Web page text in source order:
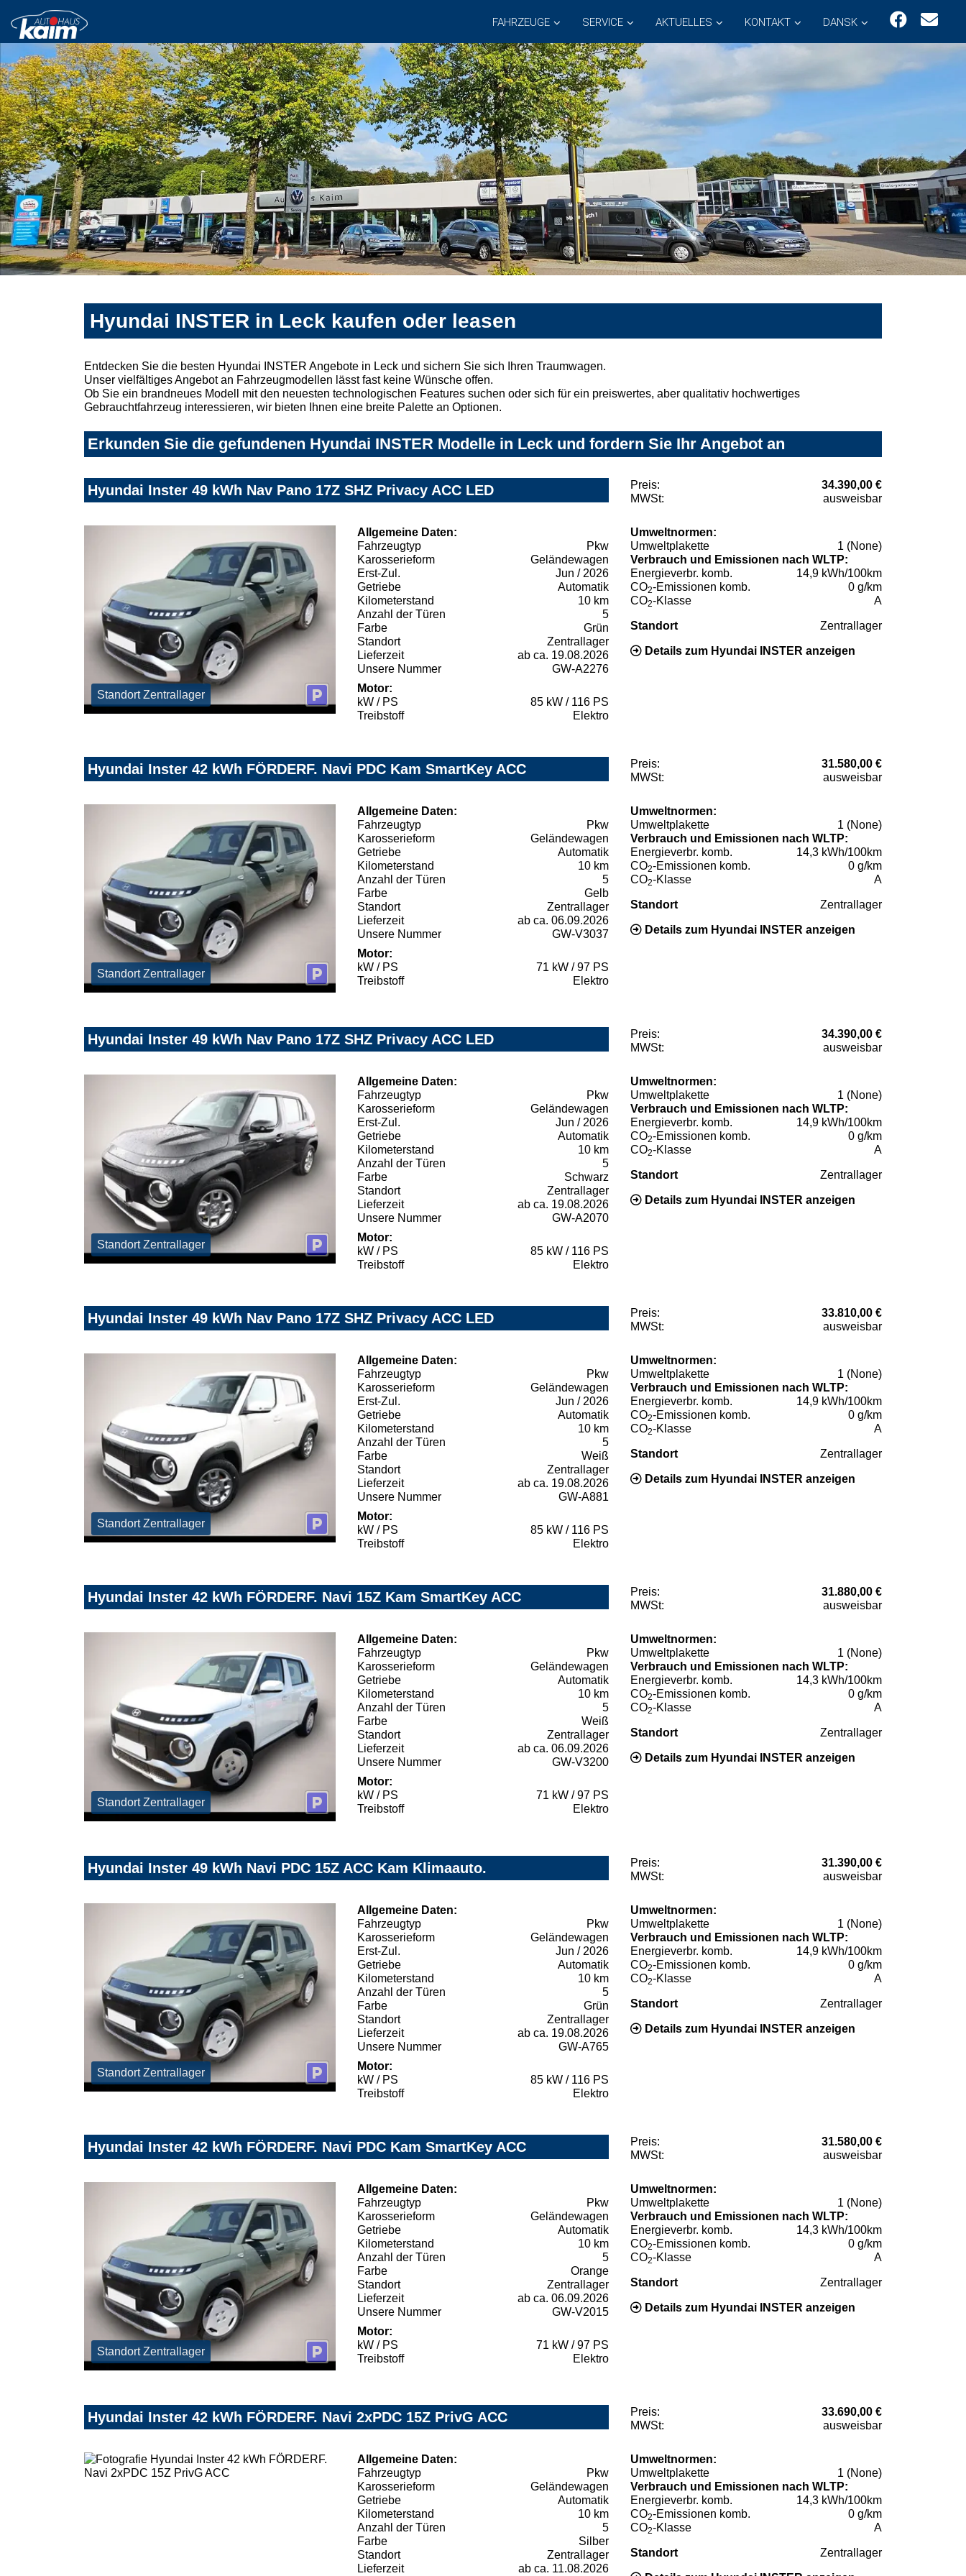
FAHRZEUGE SERVICE AKTUELLES KONTAKT DANSK
Hyundai INSTER in Leck kaufen oder leasen
Entdecken Sie die besten Hyundai INSTER Angebote in Leck und sichern Sie sich Ihren Traumwagen.
Unser vielfältiges Angebot an Fahrzeugmodellen lässt fast keine Wünsche offen.
Ob Sie ein brandneues Modell mit den neuesten technologischen Features suchen oder sich für ein preiswertes, aber qualitativ hochwertiges
Gebrauchtfahrzeug interessieren, wir bieten Ihnen eine breite Palette an Optionen.
Erkunden Sie die gefundenen Hyundai INSTER Modelle in Leck und fordern Sie Ihr Angebot an
Hyundai Inster 49 kWh Nav Pano 17Z SHZ Privacy ACC LED Preis:
34.390,00 €
MWSt:
ausweisbar
Standort Zentrallager
Allgemeine Daten:
Fahrzeugtyp
Pkw
Karosserieform
Geländewagen
Erst-Zul.
Jun / 2026
Getriebe
Automatik
Kilometerstand
10 km
Anzahl der Türen
5
Farbe
Grün
Standort
Zentrallager
Lieferzeit
ab ca. 19.08.2026
Unsere Nummer
GW-A2276
Motor:
kW / PS
85 kW / 116 PS
Treibstoff
Elektro
Umweltnormen:
Umweltplakette
1 (None)
Verbrauch und Emissionen nach WLTP:
Energieverbr. komb.
14,9 kWh/100km
CO2-Emissionen komb.
0 g/km
CO2-Klasse A
Standort Zentrallager
Details zum Hyundai INSTER anzeigen
Hyundai Inster 42 kWh FÖRDERF. Navi PDC Kam SmartKey ACC Preis:
31.580,00 €
MWSt:
ausweisbar
Standort Zentrallager
Allgemeine Daten:
Fahrzeugtyp
Pkw
Karosserieform
Geländewagen
Getriebe
Automatik
Kilometerstand
10 km
Anzahl der Türen
5
Farbe
Gelb
Standort
Zentrallager
Lieferzeit
ab ca. 06.09.2026
Unsere Nummer
GW-V3037
Motor:
kW / PS
71 kW / 97 PS
Treibstoff
Elektro
Umweltnormen:
Umweltplakette
1 (None)
Verbrauch und Emissionen nach WLTP:
Energieverbr. komb.
14,3 kWh/100km
CO2-Emissionen komb.
0 g/km
CO2-Klasse A
Standort Zentrallager
Details zum Hyundai INSTER anzeigen
Hyundai Inster 49 kWh Nav Pano 17Z SHZ Privacy ACC LED Preis:
34.390,00 €
MWSt:
ausweisbar
Standort Zentrallager
Allgemeine Daten:
Fahrzeugtyp
Pkw
Karosserieform
Geländewagen
Erst-Zul.
Jun / 2026
Getriebe
Automatik
Kilometerstand
10 km
Anzahl der Türen
5
Farbe
Schwarz
Standort
Zentrallager
Lieferzeit
ab ca. 19.08.2026
Unsere Nummer
GW-A2070
Motor:
kW / PS
85 kW / 116 PS
Treibstoff
Elektro
Umweltnormen:
Umweltplakette
1 (None)
Verbrauch und Emissionen nach WLTP:
Energieverbr. komb.
14,9 kWh/100km
CO2-Emissionen komb.
0 g/km
CO2-Klasse A
Standort Zentrallager
Details zum Hyundai INSTER anzeigen
Hyundai Inster 49 kWh Nav Pano 17Z SHZ Privacy ACC LED Preis:
33.810,00 €
MWSt:
ausweisbar
Standort Zentrallager
Allgemeine Daten:
Fahrzeugtyp
Pkw
Karosserieform
Geländewagen
Erst-Zul.
Jun / 2026
Getriebe
Automatik
Kilometerstand
10 km
Anzahl der Türen
5
Farbe
Weiß
Standort
Zentrallager
Lieferzeit
ab ca. 19.08.2026
Unsere Nummer
GW-A881
Motor:
kW / PS
85 kW / 116 PS
Treibstoff
Elektro
Umweltnormen:
Umweltplakette
1 (None)
Verbrauch und Emissionen nach WLTP:
Energieverbr. komb.
14,9 kWh/100km
CO2-Emissionen komb.
0 g/km
CO2-Klasse A
Standort Zentrallager
Details zum Hyundai INSTER anzeigen
Hyundai Inster 42 kWh FÖRDERF. Navi 15Z Kam SmartKey ACC Preis:
31.880,00 €
MWSt:
ausweisbar
Standort Zentrallager
Allgemeine Daten:
Fahrzeugtyp
Pkw
Karosserieform
Geländewagen
Getriebe
Automatik
Kilometerstand
10 km
Anzahl der Türen
5
Farbe
Weiß
Standort
Zentrallager
Lieferzeit
ab ca. 06.09.2026
Unsere Nummer
GW-V3200
Motor:
kW / PS
71 kW / 97 PS
Treibstoff
Elektro
Umweltnormen:
Umweltplakette
1 (None)
Verbrauch und Emissionen nach WLTP:
Energieverbr. komb.
14,3 kWh/100km
CO2-Emissionen komb.
0 g/km
CO2-Klasse A
Standort Zentrallager
Details zum Hyundai INSTER anzeigen
Hyundai Inster 49 kWh Navi PDC 15Z ACC Kam Klimaauto. Preis:
31.390,00 €
MWSt:
ausweisbar
Standort Zentrallager
Allgemeine Daten:
Fahrzeugtyp
Pkw
Karosserieform
Geländewagen
Erst-Zul.
Jun / 2026
Getriebe
Automatik
Kilometerstand
10 km
Anzahl der Türen
5
Farbe
Grün
Standort
Zentrallager
Lieferzeit
ab ca. 19.08.2026
Unsere Nummer
GW-A765
Motor:
kW / PS
85 kW / 116 PS
Treibstoff
Elektro
Umweltnormen:
Umweltplakette
1 (None)
Verbrauch und Emissionen nach WLTP:
Energieverbr. komb.
14,9 kWh/100km
CO2-Emissionen komb.
0 g/km
CO2-Klasse A
Standort Zentrallager
Details zum Hyundai INSTER anzeigen
Hyundai Inster 42 kWh FÖRDERF. Navi PDC Kam SmartKey ACC Preis:
31.580,00 €
MWSt:
ausweisbar
Standort Zentrallager
Allgemeine Daten:
Fahrzeugtyp
Pkw
Karosserieform
Geländewagen
Getriebe
Automatik
Kilometerstand
10 km
Anzahl der Türen
5
Farbe
Orange
Standort
Zentrallager
Lieferzeit
ab ca. 06.09.2026
Unsere Nummer
GW-V2015
Motor:
kW / PS
71 kW / 97 PS
Treibstoff
Elektro
Umweltnormen:
Umweltplakette
1 (None)
Verbrauch und Emissionen nach WLTP:
Energieverbr. komb.
14,3 kWh/100km
CO2-Emissionen komb.
0 g/km
CO2-Klasse A
Standort Zentrallager
Details zum Hyundai INSTER anzeigen
Hyundai Inster 42 kWh FÖRDERF. Navi 2xPDC 15Z PrivG ACC Preis:
33.690,00 €
MWSt:
ausweisbar
Allgemeine Daten:
Fahrzeugtyp
Pkw
Karosserieform
Geländewagen
Getriebe
Automatik
Kilometerstand
10 km
Anzahl der Türen
5
Farbe
Silber
Standort
Zentrallager
Lieferzeit
ab ca. 11.08.2026
Umweltnormen:
Umweltplakette
1 (None)
Verbrauch und Emissionen nach WLTP:
Energieverbr. komb.
14,3 kWh/100km
CO2-Emissionen komb.
0 g/km
CO2-Klasse A
Standort Zentrallager